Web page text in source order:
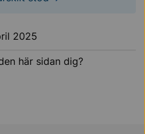
2025
här sidan dig?